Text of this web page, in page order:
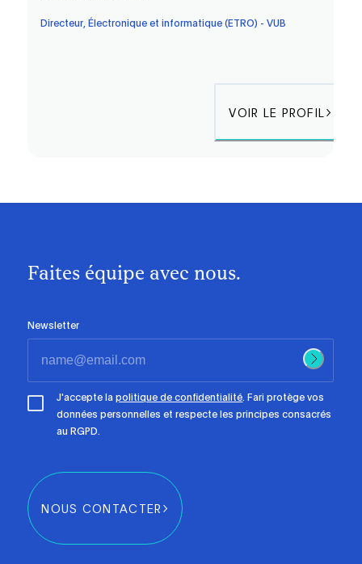
Directeur, Électronique et informatique (ETRO) - VUB
VOIR LE PROFIL
Faites équipe avec nous.
Newsletter
J'accepte lapolitique de confidentialité. Fari protège vos
données personnelles et respecte les principes consacrés
au RGPD.
NOUS CONTACTER